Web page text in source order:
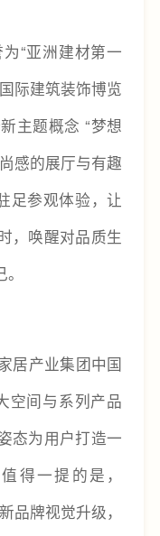
“亚洲建材第一
际建筑装饰博览
主题概念 “梦想
感的展厅与有趣
足参观体验，让
，唤醒对品质生
产业集团中国
空间与系列产品
态为用户打造一
得一提的是，
品牌视觉升级，